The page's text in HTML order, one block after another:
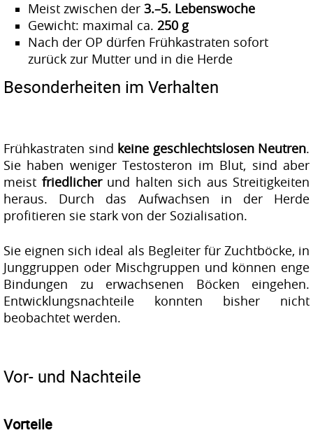
Meist zwischen der 3.–5. Lebenswoche
Gewicht: maximal ca. 250 g
Nach der OP dürfen Frühkastraten sofort
zurück zur Mutter und in die Herde
Besonderheiten im Verhalten
Frühkastraten sind keine geschlechtslosen Neutren.
Sie haben weniger Testosteron im Blut, sind aber
meist friedlicherund halten sich aus Streitigkeiten
heraus. Durch das Aufwachsen in der Herde
profitieren sie stark von der Sozialisation.
Sie eignen sich ideal als Begleiter für Zuchtböcke, in
Junggruppen oder Mischgruppen und können enge
Bindungen zu erwachsenen Böcken eingehen.
Entwicklungsnachteile konnten bisher nicht
beobachtet werden.
Vor- und Nachteile
Vorteile